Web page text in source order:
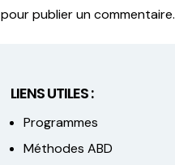
pour publier un commentaire.
LIENS UTILES :
Programmes
Méthodes ABD